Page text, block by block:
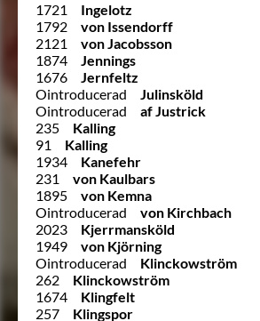
1721
Ingelotz
1792
von Issendorff
2121
von Jacobsson
1874
Jennings
1676
Jernfeltz
Ointroducerad
Julinsköld
Ointroducerad
af Justrick
235
Kalling
91
Kalling
1934
Kanefehr
231
von Kaulbars
1895
von Kemna
Ointroducerad
von Kirchbach
2023
Kjerrmansköld
1949
von Kjörning
Ointroducerad
Klinckowström
262
Klinckowström
1674
Klingfelt
257
Klingspor